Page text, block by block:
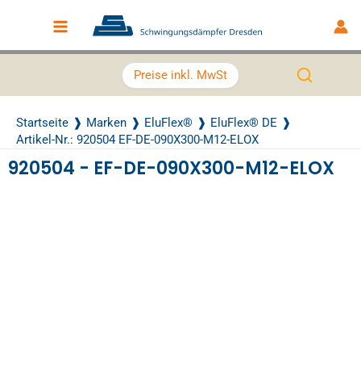
Main Menu
Preise inkl. MwSt
Startseite Marken EluFlex®
EluFlex® DE
Artikel-Nr.: 920504 EF-DE-090X300-M12-ELOX
920504 - EF-DE-090X300-M12-ELOX